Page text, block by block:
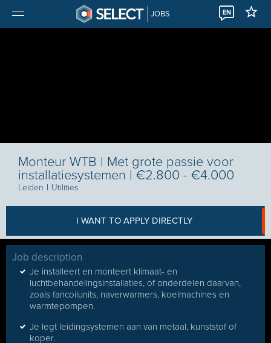
JOBS EN
Monteur WTB | Met grote passie voor
installatiesystemen | €2.800 - €4.000
Leiden I Utilities
I WANT TO APPLY DIRECTLY
Job description
Je installeert en monteert klimaat- en
luchtbehandelingsinstallaties, of onderdelen daarvan,
zoals fancoilunits, naverwarmers, koelmachines en
warmtepompen.
Je legt leidingsystemen aan van metaal, kunststof of
koper.